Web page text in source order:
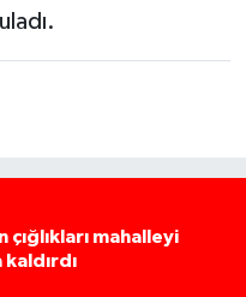
çığlıkları mahalleyi